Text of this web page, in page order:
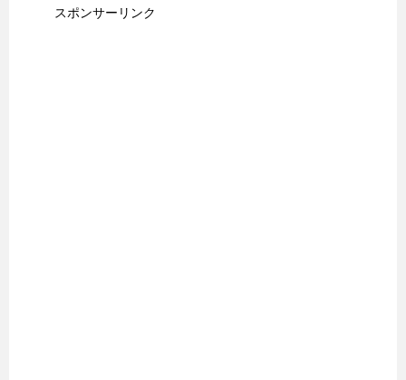
スポンサーリンク